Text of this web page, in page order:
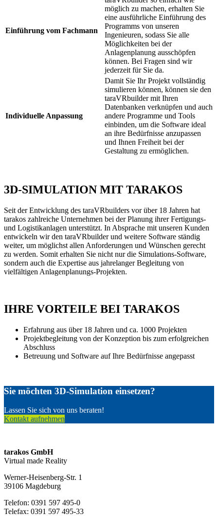
Einführung vom Fachmann
möglich zu machen, erhalten Sie
eine ausführliche Einführung des
Programms von unseren
Ingenieuren, sodass Sie alle
Möglichkeiten bei der
Anlagenplanung ausschöpfen
können. Bei Fragen sind wir
jederzeit für Sie da.
Individuelle Anpassung
Damit Sie Ihr Projekt vollständig
simulieren können, können sie den
taraVRbuilder mit Ihren
Datenbanken verknüpfen und auch
andere Programme und Tools
einbinden, um die Software ideal
an ihre Bedürfnisse anzupassen
und Ihnen Freiheit bei der
Gestaltung zu ermöglichen.
3D-SIMULATION MIT TARAKOS
Seit der Entwicklung des taraVRbuilders vor über 18 Jahren hat
tarakos zahlreiche Unternehmen bei der Planung ihrer Fertigungs-
und Logistikanlagen unterstützt. In Absprache mit unseren Kunden
entwickeln wir den taraVRbuilder und weitere Software ständig
weiter, um möglichst allen Anforderungen und Wünschen gerecht
zu werden. Somit erhalten Sie nicht nur die Simulations-Software,
sondern auch die Expertise aus jahrelanger Begleitung von
vielfältigen Anlagenplanungs-Projekten.
IHRE VORTEILE BEI TARAKOS
Erfahrung aus über 18 Jahren und ca. 1000 Projekten
Projektbegleitung von der Konzeption bis zum erfolgreichen
Abschluss
Betreuung und Software auf Ihre Bedürfnisse angepasst
Sie möchten 3D-Simulation einsetzen?
Lassen Sie sich von uns beraten!
Kontakt aufnehmen
tarakos GmbH
Virtual made Reality
Werner-Heisenberg-Str. 1
39106 Magdeburg
Telefon: 0391 597 495-0
Telefax: 0391 597 495-33